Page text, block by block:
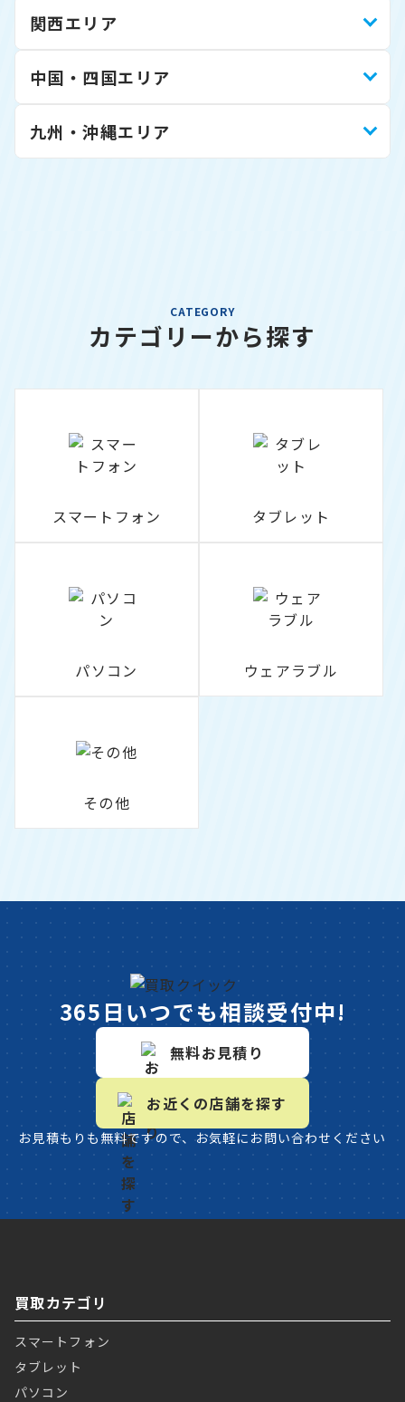
関西エリア
中国・四国エリア
九州・沖縄エリア
CATEGORY
カテゴリーから探す
スマートフォン タブレット
パソコン ウェアラブル
その他
365日いつでも相談受付中!
無料お見積り
お近くの店舗を探す
お見積もりも無料ですので、お気軽にお問い合わせください
買取カテゴリ
スマートフォン
タブレット
パソコン